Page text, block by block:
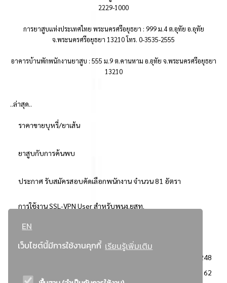
EN
เว็บไซต์นี้มีการใช้งานคุกกี้ เรียนรู้เพิ่มเติม
2229-1000
การยาสูบแห่งประเทศไทย พระนครศรีอยุธยา : 999 ม.4 ต.อุทัย อ.อุทัย
จ.พระนครศรีอยุธยา 13210 โทร. 0-3535-2555
อาคารบ้านพักพนักงานยาสูบ : 555 ม.9 ต.คานหาม อ.อุทัย จ.พระนครศรีอยุธยา
13210
..ล่าสุด..
ราคาขายบุหรี่/ยาเส้น
ยาสูบกับการค้นพบ
ประกาศ รับสมัครสอบคัดเลือกพนักงาน จำนวน 81 อัตรา
การใช้งาน SSL-VPN User สำหรับพนง.ยสท.
..ยอดนิยม..
3248
2362